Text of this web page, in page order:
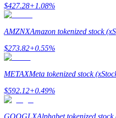
學習如何保持盈利
$427.28+1.08%
AMZNXAmazon tokenized stock
$273.82+0.55%
METAXMeta tokenized stock
$592.12+0.49%
GOOGLXAlphabet tokenized stock